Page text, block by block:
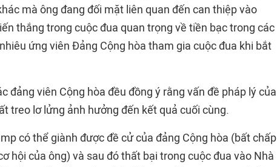
mà ông đang đối mặt liên quan đến can thiệp vào
thắng trong cuộc đua quan trọng về tiền bạc trong các
ứng viên Đảng Cộng hòa tham gia cuộc đua khi bắt
đảng viên Cộng hòa đều đồng ý rằng vấn đề pháp lý của
treo lơ lửng ảnh hưởng đến kết quả cuối cùng.
có thể giành được đề cử của đảng Cộng hòa (bất chấp
hội của ông) và sau đó thất bại trong cuộc đua vào Nhà